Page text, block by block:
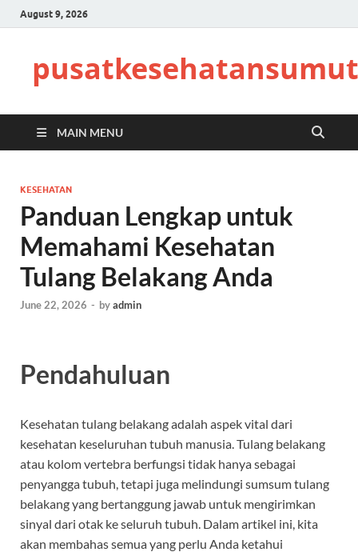
August 9, 2026
MAIN MENU
KESEHATAN
Panduan Lengkap untuk
Memahami Kesehatan
Tulang Belakang Anda
June 22, 2026 - byadmin
Pendahuluan
Kesehatan tulang belakang adalah aspek vital dari
kesehatan keseluruhan tubuh manusia. Tulang belakang
atau kolom vertebra berfungsi tidak hanya sebagai
penyangga tubuh, tetapi juga melindungi sumsum tulang
belakang yang bertanggung jawab untuk mengirimkan
sinyal dari otak ke seluruh tubuh. Dalam artikel ini, kita
akan membahas semua yang perlu Anda ketahui